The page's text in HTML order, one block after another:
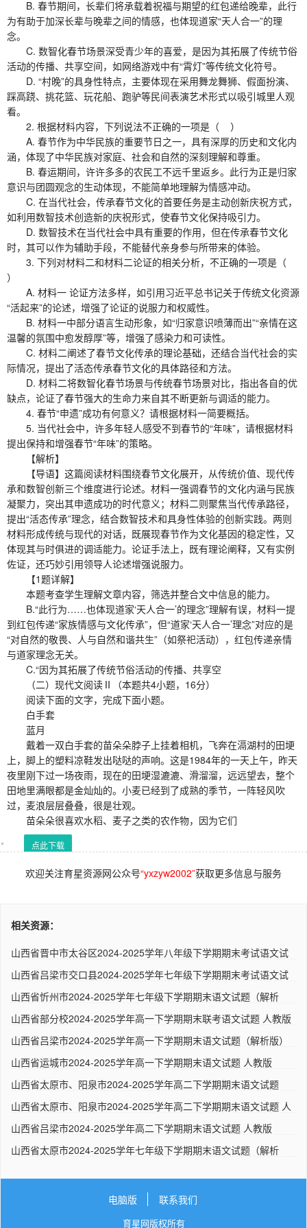
B. 春节期间，长辈们将承载着祝福与期望的红包递给晚辈，此行
为有助于加深长辈与晚辈之间的情感，也体现道家“天人合一”的理
念。
C. 数智化春节场景深受青少年的喜爱，是因为其拓展了传统节俗
活动的传播、共享空间，如网络游戏中有“霄灯”等传统文化符号。
D. “村晚”的具身性特点，主要体现在采用舞龙舞狮、假面扮演、
踩高跷、挑花篮、玩花船、跑驴等民间表演艺术形式以吸引城里人观
看。
2. 根据材料内容，下列说法不正确的一项是（ ）
A. 春节作为中华民族的重要节日之一，具有深厚的历史和文化内
涵，体现了中华民族对家庭、社会和自然的深刻理解和尊重。
B. 春运期间，许许多多的农民工不远千里返乡。此行为正是归家
意识与团圆观念的生动体现，不能简单地理解为情感冲动。
C. 在当代社会，传承春节文化的首要任务是主动创新庆祝方式，
如利用数智技术创造新的庆祝形式，使春节文化保持吸引力。
D. 数智技术在当代社会中具有重要的作用，但在传承春节文化
时，其可以作为辅助手段，不能替代亲身参与所带来的体验。
3. 下列对材料二和材料二论证的相关分析，不正确的一项是（
）
A. 材料一 论证方法多样，如引用习近平总书记关于传统文化资源
“活起来”的论述，增强了论证的说服力和权威性。
B. 材料一中部分语言生动形象，如“归家意识喷薄而出”“亲情在这
温馨的氛围中愈发醇厚”等，增强了感染力和可读性。
C. 材料二阐述了春节文化传承的理论基础，还结合当代社会的实
际情况，提出了活态传承春节文化的具体路径和方法。
D. 材料二将数智化春节场景与传统春节场景对比，指出各自的优
缺点，论证了春节强大的生命力来自其不断更新与调适的能力。
4. 春节“申遗”成功有何意义？请根据材料一简要概括。
5. 当代社会中，许多年轻人感受不到春节的“年味”，请根据材料
提出保持和增强春节“年味”的策略。
【解析】
【导语】这篇阅读材料围绕春节文化展开，从传统价值、现代传
承和数智创新三个维度进行论述。材料一强调春节的文化内涵与民族
凝聚力，突出其申遗成功的时代意义；材料二则聚焦当代传承路径，
提出“活态传承”理念，结合数智技术和具身性体验的创新实践。两则
材料形成传统与现代的对话，既展现春节作为文化基因的稳定性，又
体现其与时俱进的调适能力。论证手法上，既有理论阐释，又有实例
佐证，还巧妙引用领导人论述增强说服力。
【1题详解】
本题考查学生理解文章内容，筛选并整合文中信息的能力。
B.“此行为……也体现道家‘天人合一’的理念”理解有误，材料一提
到红包传递“家族情感与文化传承”，但“道家‘天人合一’理念”对应的是
“对自然的敬畏、人与自然和谐共生”（如祭祀活动），红包传递亲情
与道家理念无关。
C.“因为其拓展了传统节俗活动的传播、共享空
（二）现代文阅读Ⅱ（本题共4小题，16分）
阅读下面的文字，完成下面小题。
白手套
蓝月
戴着一双白手套的苗朵朵脖子上挂着相机，飞奔在滆湖村的田埂
上，脚上的塑料凉鞋发出哒哒的声响。这是1984年的一天上午，昨天
夜里刚下过一场夜雨，现在的田埂湿漉漉、滑溜溜，远远望去，整个
田地里满眼都是金灿灿的。小麦已经到了成熟的季节，一阵轻风吹
过，麦浪层层叠叠，很是壮观。
苗朵朵很喜欢水稻、麦子之类的农作物，因为它们
点此下载
欢迎关注育星资源网公众号“yxzyw2002”获取更多信息与服务
相关资源：
山西省晋中市太谷区2024-2025学年八年级下学期期末考试语文试
山西省吕梁市交口县2024-2025学年七年级下学期期末考试语文试
山西省忻州市2024-2025学年七年级下学期期末语文试题（解析
山西省部分校2024-2025学年高一下学期期末联考语文试题 人教版
山西省吕梁市2024-2025学年高一下学期期末语文试题（解析版）
山西省运城市2024-2025学年高一下学期期末语文试题 人教版
山西省太原市、阳泉市2024-2025学年高二下学期期末语文试题
山西省太原市、阳泉市2024-2025学年高二下学期期末语文试题 人
山西省吕梁市2024-2025学年高二下学期期末语文试题 人教版
山西省太原市2024-2025学年七年级下学期期末语文试题（解析
电脑版 联系我们
育星网版权所有